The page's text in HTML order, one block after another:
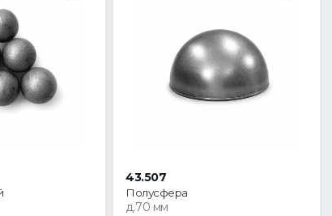
43.507
Полусфера
д.70 мм